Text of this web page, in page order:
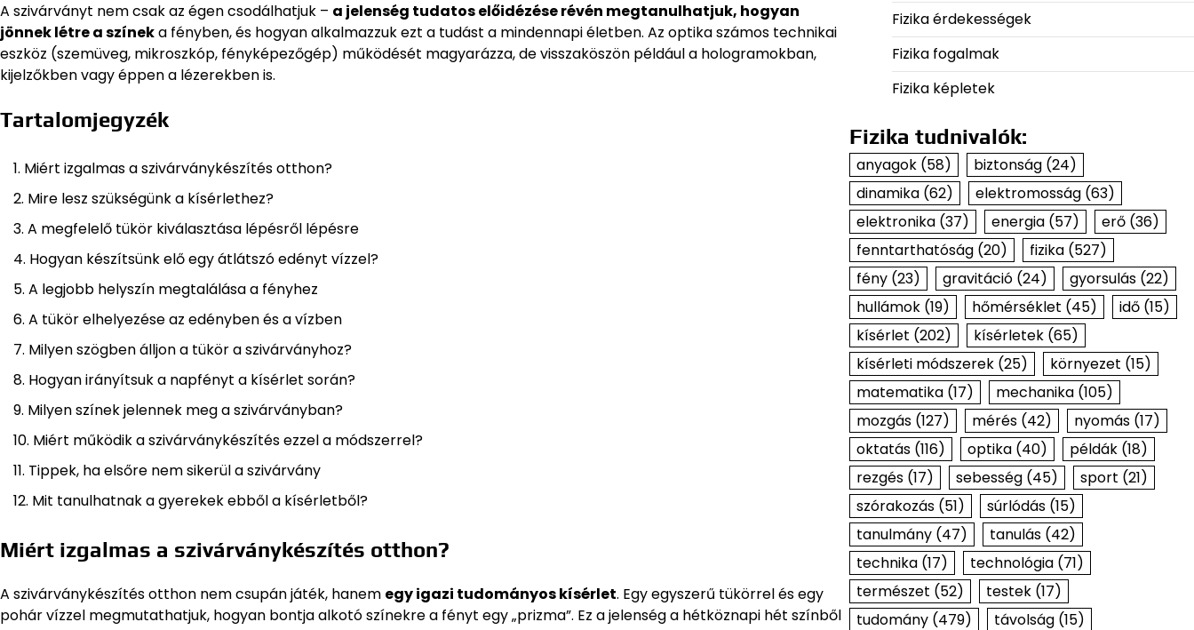
A szivárványt nem csak az égen csodálhatjuk – a jelenség tudatos előidézése révén megtanulhatjuk, hogyan
jönnek létre a színeka fényben, és hogyan alkalmazzuk ezt a tudást a mindennapi életben. Az optika számos technikai
eszköz (szemüveg, mikroszkóp, fényképezőgép) működését magyarázza, de visszaköszön például a hologramokban,
kijelzőkben vagy éppen a lézerekben is.
Tartalomjegyzék
Miért izgalmas a szivárványkészítés otthon?
Mire lesz szükségünk a kísérlethez?
A megfelelő tükör kiválasztása lépésről lépésre
Hogyan készítsünk elő egy átlátszó edényt vízzel?
A legjobb helyszín megtalálása a fényhez
A tükör elhelyezése az edényben és a vízben
Milyen szögben álljon a tükör a szivárványhoz?
Hogyan irányítsuk a napfényt a kísérlet során?
Milyen színek jelennek meg a szivárványban?
Miért működik a szivárványkészítés ezzel a módszerrel?
Tippek, ha elsőre nem sikerül a szivárvány
Mit tanulhatnak a gyerekek ebből a kísérletből?
Miért izgalmas a szivárványkészítés otthon?
A szivárványkészítés otthon nem csupán játék, hanem egy igazi tudományos kísérlet. Egy egyszerű tükörrel és egy
pohár vízzel megmutathatjuk, hogyan bontja alkotó színekre a fényt egy „prizma”. Ez a jelenség a hétköznapi hét színből
Fizika érdekességek
Fizika fogalmak
Fizika képletek
Fizika tudnivalók:
anyagok(58) biztonság(24)
dinamika(62) elektromosság(63)
elektronika(37) energia(57) erő(36)
fenntarthatóság(20) fizika(527)
fény(23) gravitáció(24) gyorsulás(22)
hullámok(19) hőmérséklet (45) idő(15)
kísérlet (202) kísérletek(65)
kísérleti módszerek(25) környezet (15)
matematika(17) mechanika(105)
mozgás(127) mérés(42) nyomás(17)
oktatás(116) optika(40) példák(18)
rezgés(17) sebesség(45) sport (21)
szórakozás(51) súrlódás(15)
tanulmány(47) tanulás(42)
technika(17) technológia(71)
természet (52) testek(17)
tudomány(479) távolság(15)